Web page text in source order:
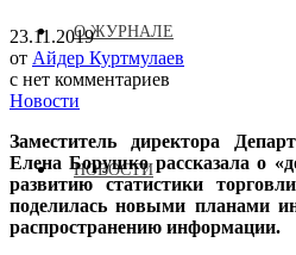
О ЖУРНАЛЕ
НОВОСТИ
23.11.2019
от Айдер Куртмулаев
с нет комментариев
Новости
Заместитель директора
Елена Борушко рассказала о
развитию статистики
поделилась новыми планами
распространению информации.